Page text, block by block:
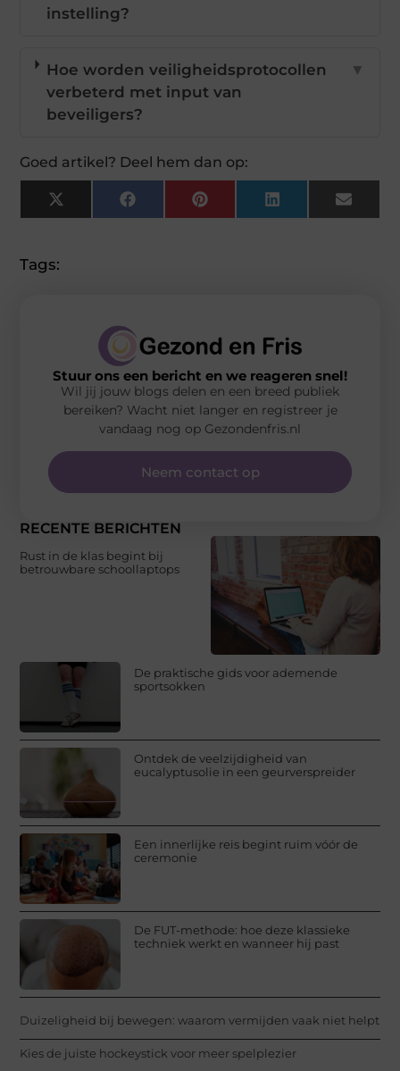
instelling?
Hoe worden veiligheidsprotocollen
verbeterd met input van
beveiligers?
▼
Goed artikel? Deel hem dan op:
X
(Twitter)
FacebookPinterestLinkedInEmail
Tags:
RECENTE BERICHTEN
Rust in de klas begint bij
betrouwbare schoollaptops
De praktische gids voor ademende
sportsokken
Ontdek de veelzijdigheid van
eucalyptusolie in een geurverspreider
Een innerlijke reis begint ruim vóór de
ceremonie
De FUT-methode: hoe deze klassieke
techniek werkt en wanneer hij past
Duizeligheid bij bewegen: waarom vermijden vaak niet helpt
Kies de juiste hockeystick voor meer spelplezier
Stuur ons een bericht en we reageren snel!
Wil jij jouw blogs delen en een breed publiek
bereiken? Wacht niet langer en registreer je
vandaag nog op Gezondenfris.nl
Neem contact op